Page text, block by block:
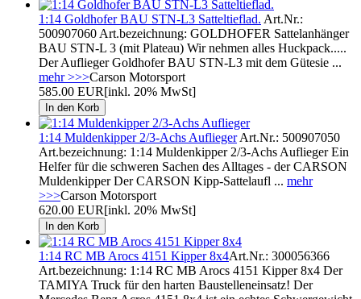
1:14 Goldhofer BAU STN-L3 Satteltieflad. Art.Nr.:
500907060 Art.bezeichnung: GOLDHOFER Sattelanhänger
BAU STN-L 3 (mit Plateau) Wir nehmen alles Huckpack.....
Der Auflieger Goldhofer BAU STN-L3 mit dem Gütesie ...
mehr >>>Carson Motorsport
585.00 EUR[inkl. 20% MwSt]
1:14 Muldenkipper 2/3-Achs AufliegerArt.Nr.: 500907050
Art.bezeichnung: 1:14 Muldenkipper 2/3-Achs Auflieger Ein
Helfer für die schweren Sachen des Alltages - der CARSON
Muldenkipper Der CARSON Kipp-Sattelaufl ... mehr
>>>Carson Motorsport
620.00 EUR[inkl. 20% MwSt]
1:14 RC MB Arocs 4151 Kipper 8x4Art.Nr.: 300056366
Art.bezeichnung: 1:14 RC MB Arocs 4151 Kipper 8x4 Der
TAMIYA Truck für den harten Baustelleneinsatz! Der